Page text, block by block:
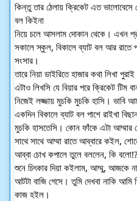
কিন্তু তার ঠেলায় ক্রিকেট এত ভালোবেসে
বল কিইনা
নিয়ে চলে আসলাম দোকান থেকে। এখন
সকালে স্কুল, বিকালে ব্যাট বল আর
সংসার।
তারে নিয়া ডাইরিতে হাজার কথা লিখা
এটাও লিখসি যে বিয়ার পরে ক্রিকেট টিম
নিজেই লজ্জায় মুচকি মুচকি হাসি। ভাবি
একদিন বিকালে ব্যাট বল পাশে রাইখা
মুচকি হাসতেসি। কোন ফাঁকে এটা আম্মার
সাথে সাথে আম্মা রাতে আব্বারে কইল,
আব্বা চোখ কপালে তুলে বললেন, কি
শুনে চিৎকার দিয়া কইলাম, আম্মু, আজকে
আটটা বাজি গেসে। তুমি দেখবা নাকি আমি
কাজ হইল।